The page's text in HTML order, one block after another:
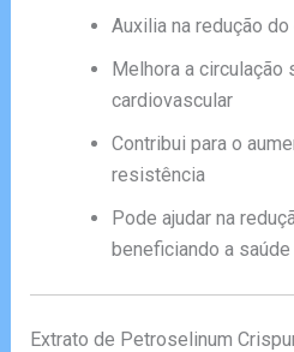
Auxilia na redução
Melhora a circulação
cardiovascular
Contribui para o
resistência
Pode ajudar na
beneficiando a
Extrato de Petroselinum